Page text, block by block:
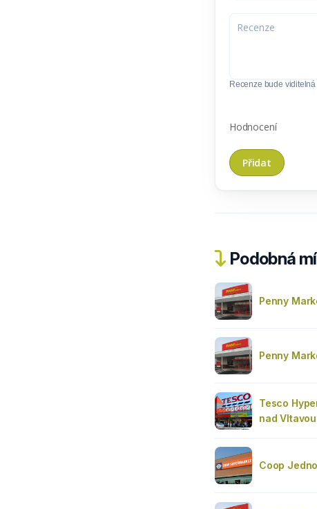
Recenze bude
Hodnocení
Podobná
Penny
Penny
Tesco
nad Vltavou
Coop